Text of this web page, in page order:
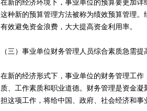
在新的经济环境下，事业单位的预算要更加
这种新的预算管理方法被称为绩效预算管理
有效避免资金浪费，大大提高资金利用率。
（三）事业单位财务管理人员综合素质急需提
在新的经济形式下，事业单位的财务管理工
质、工作素质和职业道德。财务管理是资金
担这项工作，将给中国、政府、社会经济和事